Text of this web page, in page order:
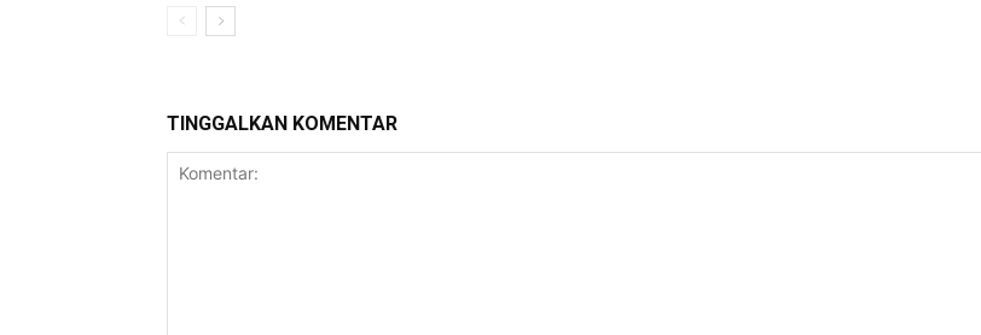
TINGGALKAN KOMENTAR